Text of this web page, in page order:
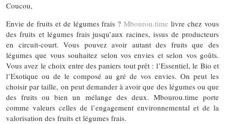
Coucou,
Envie de fruits et de légumes frais ?Mbourou.time livre chez vous
des fruits et légumes frais jusqu’aux racines, issus de producteurs
en circuit-court. Vous pouvez avoir autant des fruits que des
légumes que vous souhaitez selon vos envies et selon vos goûts.
Vous avez le choix entre des paniers tout prêt : l’Essentiel, le Bio et
l’Exotique ou de le composé au gré de vos envies. On peut les
choisir par taille, on peut demander à avoir que des légumes ou que
des fruits ou bien un mélange des deux. Mbourou.time porte
comme valeurs celles de l’engagement environnemental et de la
valorisation des fruits et légumes frais.